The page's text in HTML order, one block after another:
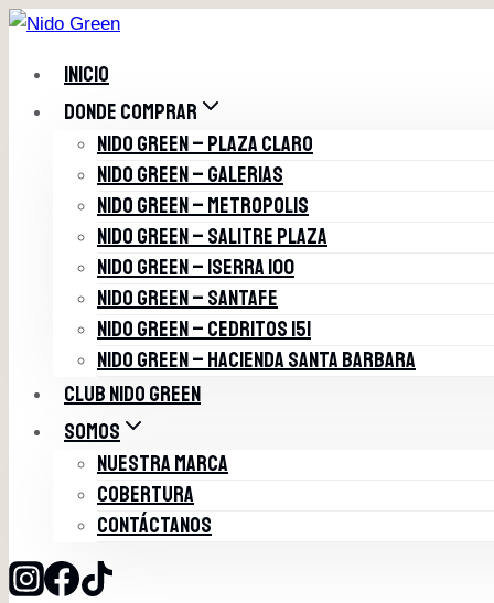
Saltar
contenidoINICIO
DONDE COMPRAR
NIDO GREEN – PLAZA CLARO
NIDO GREEN – GALERIAS
NIDO GREEN – METROPOLIS
NIDO GREEN – SALITRE PLAZA
NIDO GREEN – ISERRA 100
NIDO GREEN – SANTAFE
NIDO GREEN – CEDRITOS 151
NIDO GREEN – HACIENDA SANTA BARBARA
CLUB NIDO GREEN
SOMOS
NUESTRA MARCA
COBERTURA
CONTÁCTANOS